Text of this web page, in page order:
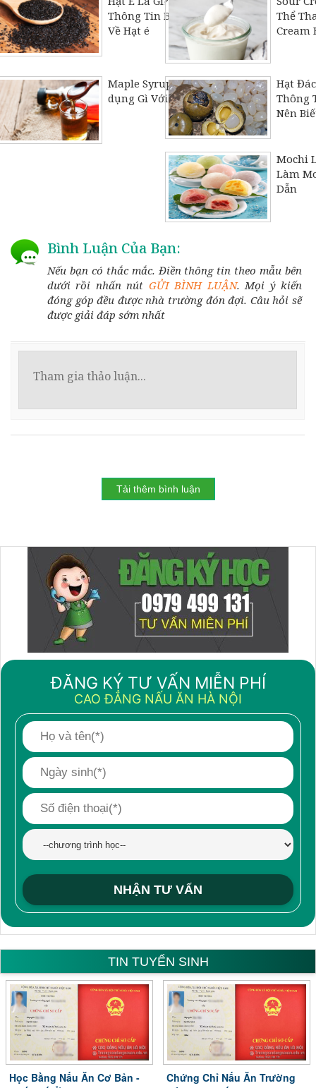
Thông Tin Bạn Cần Biết
Về Hạt é
Thể
Cream
Maple Syrup Là Gì? Tác
dụng Gì Với Sức Khỏe
Hạt
Thông
Nên
Mochi
Làm
Dẫn
Bình Luận Của Bạn:
Nếu bạn có thắc mắc. Điền thông tin theo mẫu bên
dưới rồi nhấn nút GỬI BÌNH LUẬN. Mọi ý kiến
đóng góp đều được nhà trường đón đợi. Câu hỏi sẽ
được giải đáp sớm nhất
Tải thêm bình luận
ĐĂNG KÝ TƯ VẤN MIỄN PHÍ
CAO ĐẲNG NẤU ĂN HÀ NỘI
TIN TUYỂN SINH
Học Bằng Nấu Ăn Cơ Bản -
Chứng Chỉ Nấu Ăn Trường